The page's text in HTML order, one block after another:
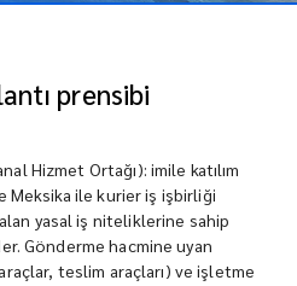
prensibi
Hizmet Ortağı): imile katılım
Meksika ile kurier iş işbirliği
yasal iş niteliklerine sahip
Gönderme hacmine uyan
teslim araçları) ve işletme